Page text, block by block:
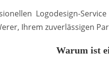
Logodesign-
Ihrem zuverlässigen
Warum ist